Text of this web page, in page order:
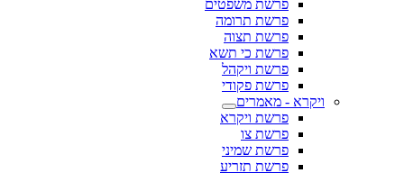
פרשת משפטים
פרשת תרומה
פרשת תצוה
פרשת כי תשא
פרשת ויקהל
פרשת פקודי
ויקרא - מאמרים
פרשת ויקרא
פרשת צו
פרשת שמיני
פרשת תזריע